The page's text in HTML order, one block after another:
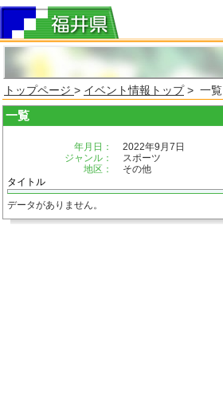
トップページ > イベント情報トップ> 一覧
一覧
年月日：
2022年9月7日
ジャンル：
スポーツ
地区：
その他
タイトル
データがありません。